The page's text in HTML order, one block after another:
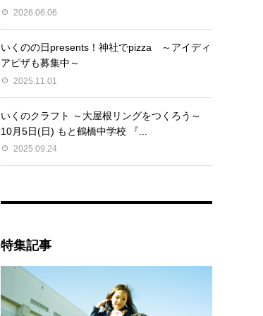
2026.06.06
いくのの日presents！神社でpizza ～アイディ
アピザも募集中～
2025.11.01
いくのクラフト ～大屋根リングをつくろう～
10月5日(日) もと鶴橋中学校 『...
2025.09.24
特集記事